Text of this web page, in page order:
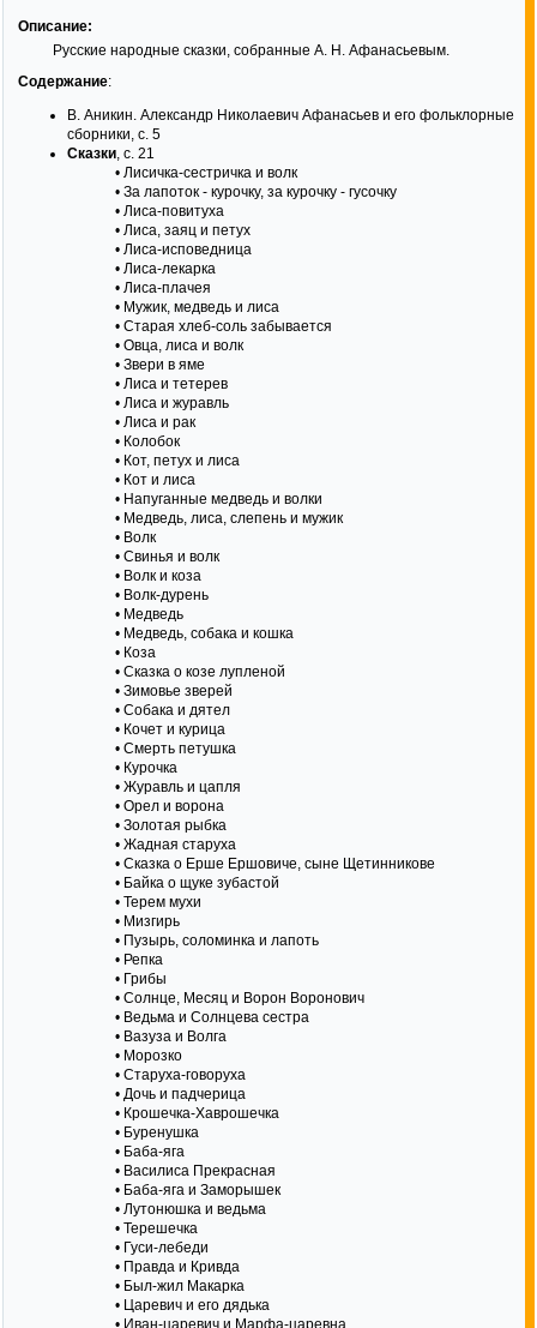
Описание:
Русские народные сказки, собранные А. Н. Афанасьевым.
Содержание:
В. Аникин. Александр Николаевич Афанасьев и его фольклорные
сборники, с. 5
Сказки, с. 21
• Лисичка-сестричка и волк
• За лапоток - курочку, за курочку - гусочку
• Лиса-повитуха
• Лиса, заяц и петух
• Лиса-исповедница
• Лиса-лекарка
• Лиса-плачея
• Мужик, медведь и лиса
• Старая хлеб-соль забывается
• Овца, лиса и волк
• Звери в яме
• Лиса и тетерев
• Лиса и журавль
• Лиса и рак
• Колобок
• Кот, петух и лиса
• Кот и лиса
• Напуганные медведь и волки
• Медведь, лиса, слепень и мужик
• Волк
• Свинья и волк
• Волк и коза
• Волк-дурень
• Медведь
• Медведь, собака и кошка
• Коза
• Сказка о козе лупленой
• Зимовье зверей
• Собака и дятел
• Кочет и курица
• Смерть петушка
• Курочка
• Журавль и цапля
• Орел и ворона
• Золотая рыбка
• Жадная старуха
• Сказка о Ерше Ершовиче, сыне Щетинникове
• Байка о щуке зубастой
• Терем мухи
• Мизгирь
• Пузырь, соломинка и лапоть
• Репка
• Грибы
• Солнце, Месяц и Ворон Воронович
• Ведьма и Солнцева сестра
• Вазуза и Волга
• Морозко
• Старуха-говоруха
• Дочь и падчерица
• Крошечка-Хаврошечка
• Буренушка
• Баба-яга
• Василиса Прекрасная
• Баба-яга и Заморышек
• Лутонюшка и ведьма
• Терешечка
• Гуси-лебеди
• Правда и Кривда
• Был-жил Макарка
• Царевич и его дядька
• Иван-царевич и Марфа-царевна